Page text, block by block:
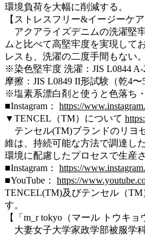
環境負荷を⼤幅に削減する。
【ストレスフリー&イージーケア
アクアライズデニムの洗濯堅
ムと⽐べて⾼堅牢度を実現して
レスも、洗濯の⼆度⼿間もない。
※染⾊堅牢度 洗濯：JIS L0844 A-
摩擦：JIS L0849 II形試験（乾4〜
※塩素系漂⽩剤と使うと⾊落ち
■Instagram： https://
▼TENCEL（TM）について
テンセル(TM)ブランドのリヨ
維は、持続可能な⽅法で調達し
環境に配慮したプロセスで⽣産
■Instagram： https://
■YouTube： https://
TENCEL(TM)及びテンセル（TM
す。
【「m_r tokyo（マール トウキョ
⼤妻⼥⼦⼤学家政学部被服学